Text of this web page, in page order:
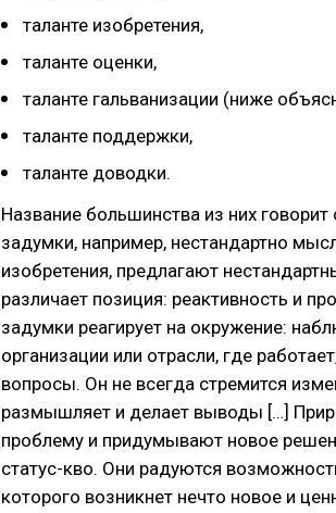
таланте изобретения,
таланте оценки,
таланте гальванизации (ниже
таланте поддержки,
таланте доводки.
Название большинства из них
задумки, например, нестандартно
изобретения, предлагают
различает позиция: реактивность и
задумки реагирует на окружение:
организации или отрасли, где
вопросы. Он не всегда стремится
размышляет и делает выводы […]
проблему и придумывают новое
статус-кво. Они радуются
которого возникнет нечто новое и